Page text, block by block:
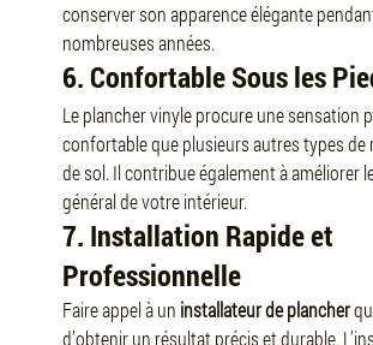
conserver son apparence élégante
nombreuses années.
6. Confortable Sous les
Le plancher vinyle procure une sensation
confortable que plusieurs autres types de
de sol. Il contribue également à améliorer
général de votre intérieur.
7. Installation Rapide et
Professionnelle
Faire appel à un installateur de plancher
d’obtenir un résultat précis et durable.